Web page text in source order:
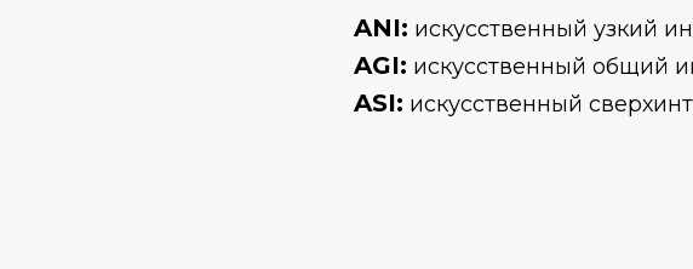
ANI: искусственный узкий
AGI: искусственный общий
ASI: искусственный